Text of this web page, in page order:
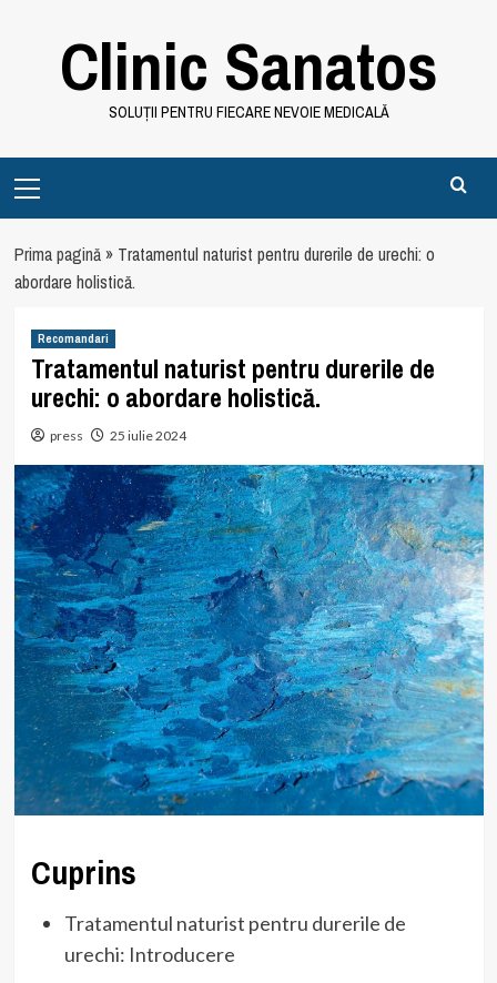
Clinic Sanatos
SOLUȚII PENTRU FIECARE NEVOIE MEDICALĂ
Menu
Prima pagină» Tratamentul naturist pentru durerile de urechi: o
abordare holistică.
Recomandari
Tratamentul naturist pentru durerile de
urechi: o abordare holistică.
press 25 iulie 2024
Cuprins
Tratamentul naturist pentru durerile de
urechi: Introducere